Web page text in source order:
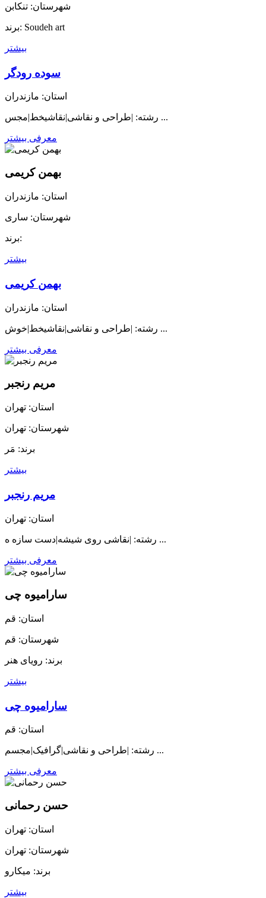
شهرستان: تنکابن
برند: Soudeh art
بیشتر
سوده رودگر
استان: مازندران
رشته: |طراحی و نقاشی|نقاشیخط|مجس ...
معرفی بیشتر
بهمن کریمی
استان: مازندران
شهرستان: ساری
برند:
بیشتر
بهمن کریمی
استان: مازندران
رشته: |طراحی و نقاشی|نقاشیخط|خوش ...
معرفی بیشتر
مریم رنجبر
استان: تهران
شهرستان: تهران
برند: مَر
بیشتر
مریم رنجبر
استان: تهران
رشته: |نقاشی روی شیشه|دست سازه ه ...
معرفی بیشتر
سارامیوه چی
استان: قم
شهرستان: قم
برند: رویای هنر
بیشتر
سارامیوه چی
استان: قم
رشته: |طراحی و نقاشی|گرافیک|مجسم ...
معرفی بیشتر
حسن رحمانی
استان: تهران
شهرستان: تهران
برند: میکارو
بیشتر